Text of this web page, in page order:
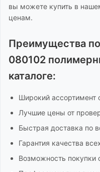
вы можете купить в
ценам.
Преимущества
080102
каталоге:
Широкий ассортимент
Лучшие цены от
Быстрая доставка по
Гарантия качества
Возможность покупки